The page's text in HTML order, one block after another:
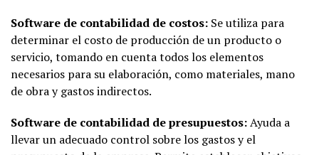
Software de contabilidad de costos: Se utiliza para
determinar el costo de producción de un producto o
servicio, tomando en cuenta todos los elementos
necesarios para su elaboración, como materiales, mano
de obra y gastos indirectos.
Software de contabilidad de presupuestos:Ayuda a
llevar un adecuado control sobre los gastos y el